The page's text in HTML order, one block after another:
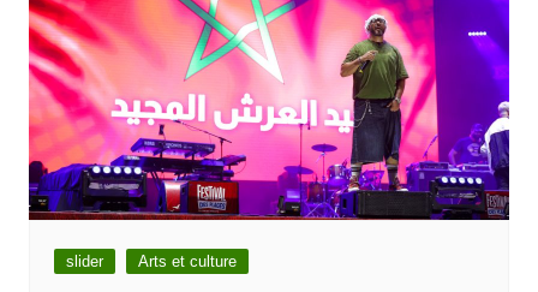
slider Arts et culture